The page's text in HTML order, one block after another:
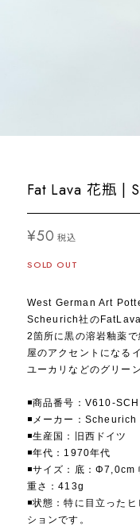
Fat Lava 花瓶 |
¥50 税込
SOLD OUT
West German Art
Scheurich社のFatLava
2箇所に黒の溶岩釉薬
屋のアクセントになる
ユーカリなどのグリー
◾️商品番号：V610-SCH
◾️メーカー：Scheurich
◾️生産国：旧西ドイツ
◾️年代：1970年代
◾️サイズ：底：
重さ：413g
◾️状態：特に目立った
ションです。